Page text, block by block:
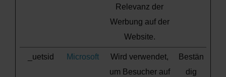
Relevanz der
Werbung auf der
Website.
_uetsid Microsoft
Wird verwendet,
um Besucher auf
Bestän
dig